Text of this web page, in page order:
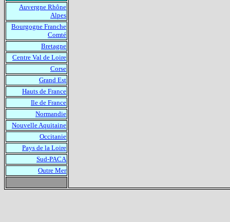
Auvergne Rhône
Alpes
Bourgogne Franche
Comté
Bretagne
Centre Val de Loire
Corse
Grand Est
Hauts de France
Ile de France
Normandie
Nouvelle Aquitaine
Occitanie
Pays de la Loire
Sud-PACA
Outre Mer